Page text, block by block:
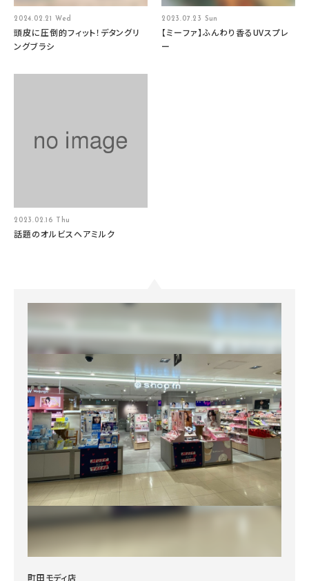
2024.02.21 Wed
頭皮に圧倒的フィット！デタングリ
ングブラシ
2023.07.23 Sun
【ミーファ】ふんわり香るUVスプレ
ー
2023.02.16 Thu
話題のオルビスヘアミルク
町田モディ店